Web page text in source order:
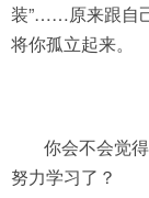
装”……原来跟自
将你孤立起来。
你会不会觉
努力学习了？